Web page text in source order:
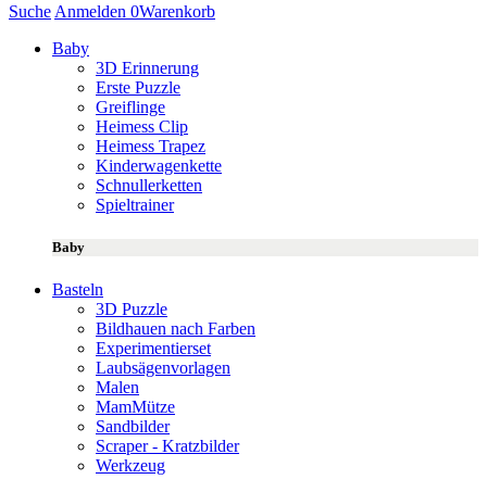
Suche Anmelden 0Warenkorb
Baby
3D Erinnerung
Erste Puzzle
Greiflinge
Heimess Clip
Heimess Trapez
Kinderwagenkette
Schnullerketten
Spieltrainer
Baby
Basteln
3D Puzzle
Bildhauen nach Farben
Experimentierset
Laubsägenvorlagen
Malen
MamMütze
Sandbilder
Scraper - Kratzbilder
Werkzeug